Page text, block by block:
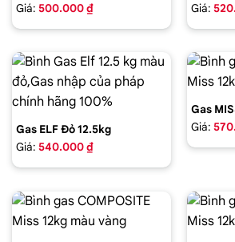
Giá: 500.000 ₫
Giá:
Gas ELF Đỏ 12.5kg
Giá: 540.000 ₫
Gas
Giá: